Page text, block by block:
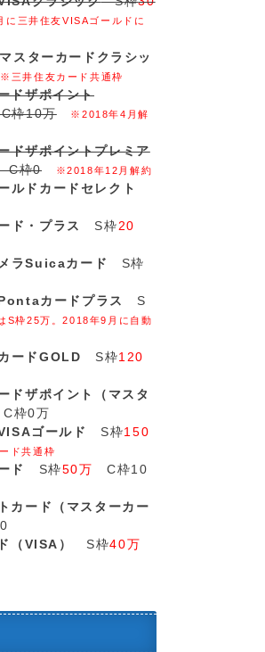
三井住友VISAゴールドに
スターカードクラシッ
※三井住友カード共通枠
ドザポイント
10万
※2018年4月解
ドザポイントプレミア
枠0 ※2018年12月解約
ルドカードセレクト
ド・プラス S枠20
ラSuicaカード
S枠
カードプラス
S
S枠25万。2018年9月に自動
ードGOLD S枠120
ドザポイント（マスタ
枠0万
ゴールド S枠150
ド共通枠
ド S枠50万
C枠10
カード（マスターカー
（VISA） S枠40万